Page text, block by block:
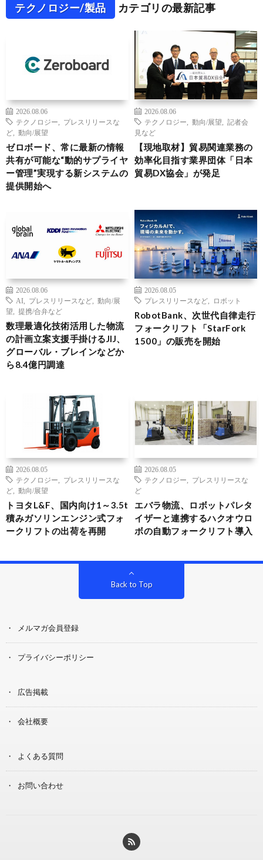
テクノロジー/製品 カテゴリの最新記事
2026.08.06
テクノロジー
プレスリリースな
ど
動向/展望
ゼロボード、常に最新の情報
共有が可能な“動的サプライヤ
ー管理”実現する新システムの
提供開始へ
2026.08.06
テクノロジー
動向/展望
記者会
見など
【現地取材】貿易関連業務の
効率化目指す業界団体「日本
貿易DX協会」が発足
2026.08.06
AI
プレスリリースなど
動向/展
望
提携/合弁など
数理最適化技術活用した物流
の計画立案支援手掛けるJIJ、
グローバル・ブレインなどか
ら8.4億円調達
2026.08.05
プレスリリースなど
ロボット
RobotBank、次世代自律走行
フォークリフト「StarFork
1500」の販売を開始
2026.08.05
テクノロジー
プレスリリースな
ど
動向/展望
トヨタL&F、国内向け1～3.5t
積みガソリンエンジン式フォ
ークリフトの出荷を再開
2026.08.05
テクノロジー
プレスリリースな
ど
エバラ物流、ロボットパレタ
イザーと連携するハクオウロ
ボの自動フォークリフト導入
Back to Top
メルマガ会員登録
プライバシーポリシー
広告掲載
会社概要
よくある質問
お問い合わせ